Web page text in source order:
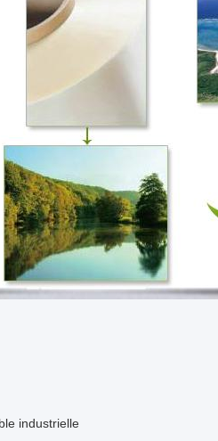
industrielle